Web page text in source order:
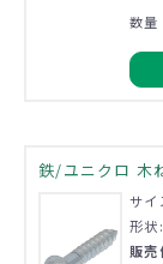
数量
鉄/ユニクロ 木
サ
形
販